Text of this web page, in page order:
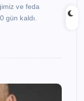
ve feda
gün kaldı.